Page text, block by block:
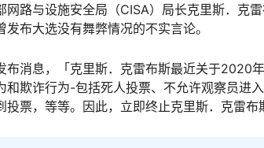
网路与设施安全局（CISA）局长克里斯．克
发布大选没有舞弊情况的不实言论。
布消息，「克里斯．克雷布斯最近关于2020
和欺诈行为-包括死人投票、不允许观察员进
投票，等等。因此，立即终止克里斯．克雷布